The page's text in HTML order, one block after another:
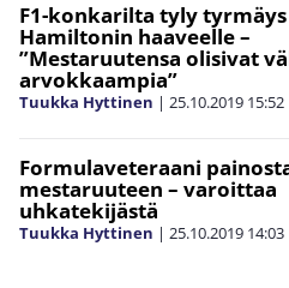
F1-konkarilta tyly
Hamiltonin haaveelle –
”Mestaruutensa olisivat
arvokkaampia”
Tuukka Hyttinen | 25.10.2019 15:52
Formulaveteraani
mestaruuteen – varoittaa
uhkatekijästä
Tuukka Hyttinen | 25.10.2019 14:03